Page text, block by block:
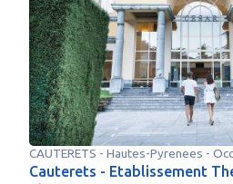
CAUTERETS - Hautes-Pyrenees -
Cauterets - Etablissement